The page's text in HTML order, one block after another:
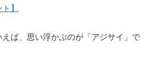
】
えば、思い浮かぶのが「アジサイ」で